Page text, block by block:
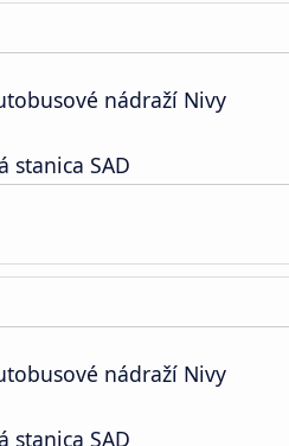
nádraží Nivy
stanica SAD
nádraží Nivy
stanica SAD